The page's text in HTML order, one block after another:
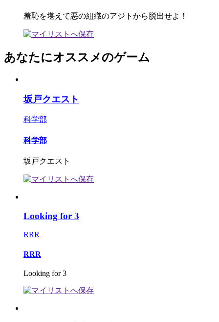
羞恥を堪えて悪の組織のアジトから脱出せよ！
あなたにオススメのゲーム
坂戸クエスト
科学部
科学部
坂戸クエスト
Looking for 3
RRR
RRR
Looking for 3